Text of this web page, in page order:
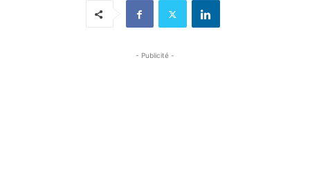
- Publicité -